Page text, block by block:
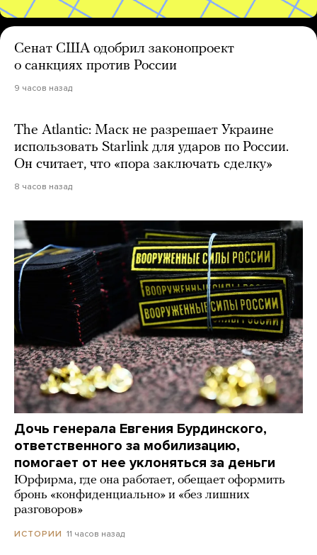
Сенат США одобрил законопроект
о санкциях против России
9 часов назад
The Atlantic: Маск не разрешает Украине
использовать Starlink для ударов по России.
Он считает, что «пора заключать сделку»
8 часов назад
Дочь генерала Евгения Бурдинского,
ответственного за мобилизацию,
помогает от нее уклоняться за деньги
Юрфирма, где она работает, обещает оформить
бронь «конфиденциально» и «без лишних
разговоров»
ИСТОРИИ 11 часов назад